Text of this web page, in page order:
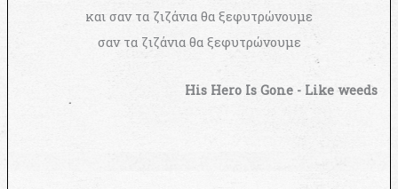
και σαν τα ζιζάνια θα ξεφυτρώνουμε
σαν τα ζιζάνια θα ξεφυτρώνουμε
His Hero Is Gone - Like weeds